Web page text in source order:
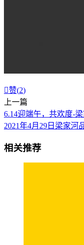
赞(2)
上一篇
6.14迎端午，共欢度-
2021年4月29日梁家河
相关推荐